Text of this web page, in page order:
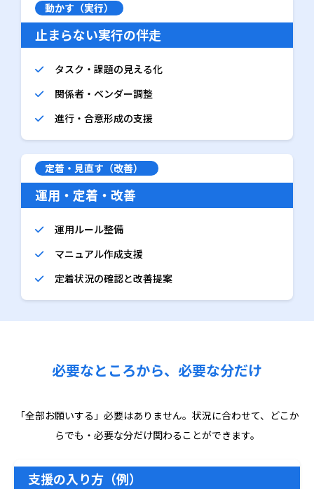
動かす（実行）
止まらない実行の伴走
タスク・課題の見える化
関係者・ベンダー調整
進行・合意形成の支援
定着・見直す（改善）
運用・定着・改善
運用ルール整備
マニュアル作成支援
定着状況の確認と改善提案
必要なところから、必要な分だけ
「全部お願いする」必要はありません。状況に合わせて、どこか
らでも・必要な分だけ関わることができます。
支援の入り方（例）